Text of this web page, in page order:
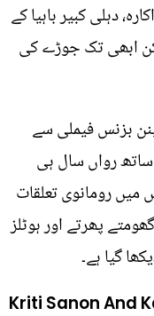
دہلی کبیر باہیا کے
ابھی تک جوڑے کی
کریتی سینن بزنس فیملی سے
باہیا کے ساتھ رواں سال ہی
میں رومانوی تعلقات
پھرتے اور ہوٹلز
گیا ہے۔
Kriti Sanon And